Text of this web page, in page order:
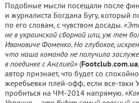
Подобные мысли посещали после
и журналиста Богдана Бугу, который
по его словам, с чувством досады.
не в украинской сборной или, уж тем
Ивановиче Фоменко. Но глубокое,
что наша команда не получила
в поединке с Англией» (Footclub.com.ua
автор признает, что будет со
жеребьевки плей-офф, если все-таки
пробиться на ЧМ-2014 напрямую.